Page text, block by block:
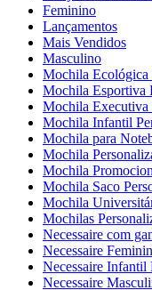
Feminino
Lançamentos
Mais Vendidos
Masculino
Mochila Ecológica
Mochila Esportiva
Mochila Executiva
Mochila Infantil
Mochila para
Mochila
Mochila
Mochila Saco
Mochila
Mochilas
Necessaire com
Necessaire
Necessaire Infantil
Necessaire